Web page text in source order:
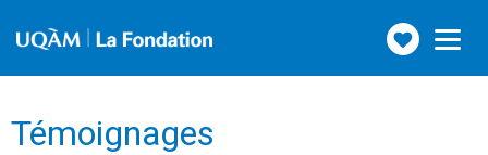
Faire
un
Toggle
navigation
Témoignages